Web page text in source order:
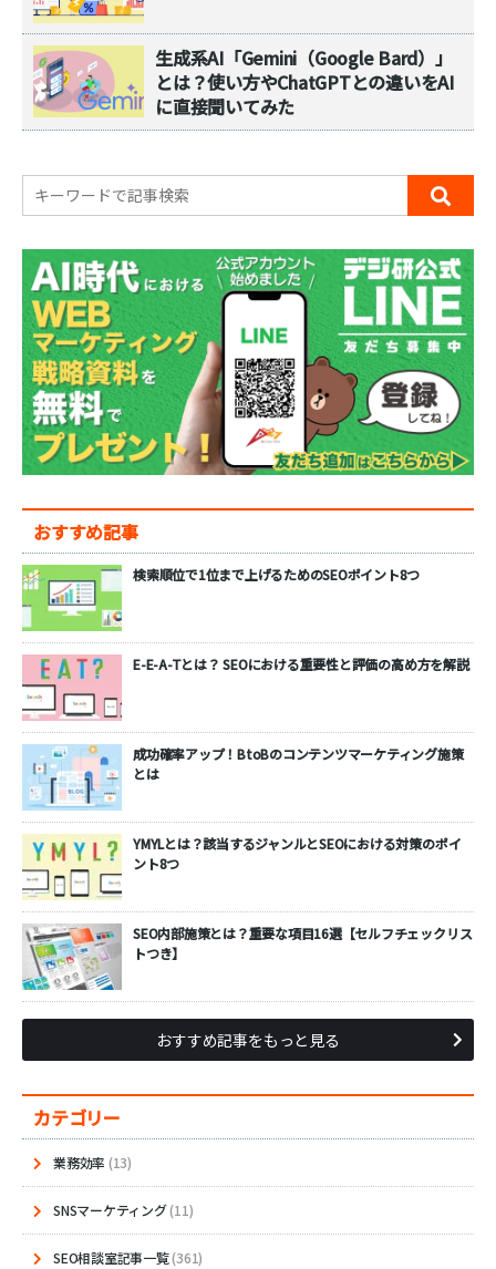
生成系AI「Gemini（Google Bard）」
とは？使い方やChatGPTとの違いをAI
に直接聞いてみた
おすすめ記事
検索順位で1位まで上げるためのSEOポイント8つ
E-E-A-Tとは？ SEOにおける重要性と評価の高め方を解説
成功確率アップ！BtoBのコンテンツマーケティング施策
とは
YMYLとは？該当するジャンルとSEOにおける対策のポイ
ント8つ
SEO内部施策とは？重要な項目16選【セルフチェックリス
トつき】
おすすめ記事をもっと見る
カテゴリー
業務効率 (13)
SNSマーケティング(11)
SEO相談室記事一覧(361)